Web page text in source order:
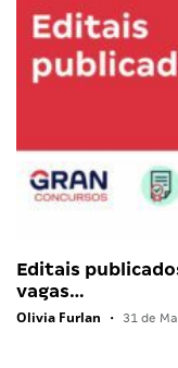
Editais
vagas…
Olivia Furlan • 31 de